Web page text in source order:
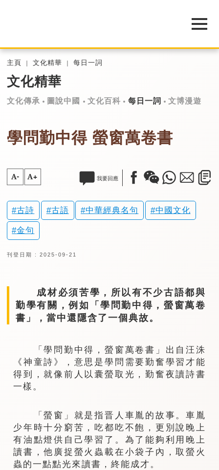
主頁 文化精華 每日一詞
文化精華
文化傳承 圖說中國 文化百科 每日一詞 文博漫遊
學問勤中得 螢窗萬卷書
A- A+ 我要回應
古詩 古語 中華經典名句 中國文化
金句
刊登日期 : 2025-09-21
成材必須苦學，所以有不少古語都與
勤學有關，例如「學問勤中得，螢窗萬卷
書」，當中還隱含了一個典故。
「學問勤中得，螢窗萬卷書」出自汪洙
《神童詩》，意思是學問需要勤奮學習才能
得到，就像前人以囊螢取光，勤奮夜讀詩書
一樣。
「螢窗」就是指晋人車胤的故事。車胤
少年時十分窮苦，吃都吃不飽，更別說晚上
有油點燈供自己學習了。為了能夠利用晚上
讀書，他廣捉螢火蟲載在小袋子內，取螢火
蟲的一點點光來讀書，終能成才。